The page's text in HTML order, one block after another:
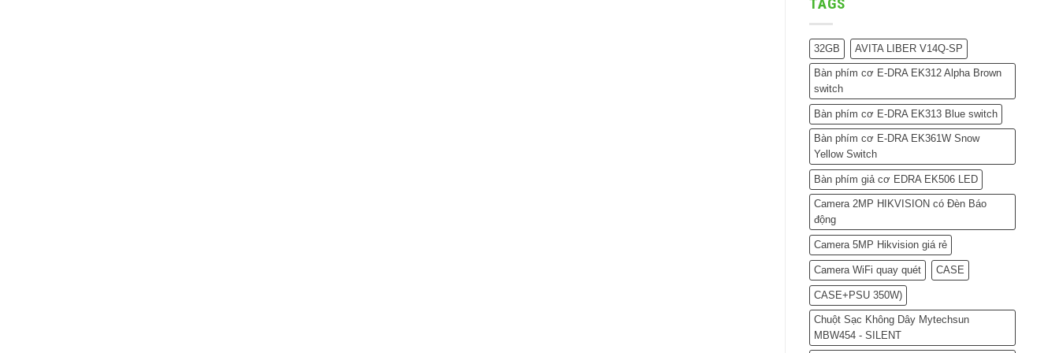
TAGS
32GB AVITA LIBER V14Q-SP
Bàn phím cơ E-DRA EK312 Alpha Brown
switch
Bàn phím cơ E-DRA EK313 Blue switch
Bàn phím cơ E-DRA EK361W Snow
Yellow Switch
Bàn phím giả cơ EDRA EK506 LED
Camera 2MP HIKVISION có Đèn Báo
động
Camera 5MP Hikvision giá rẻ
Camera WiFi quay quét CASE
CASE+PSU 350W)
Chuột Sạc Không Dây Mytechsun
MBW454 - SILENT